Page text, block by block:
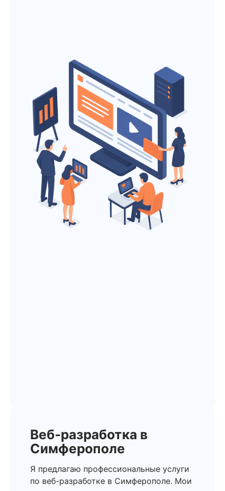
Веб-разработка в
Симферополе
Я предлагаю профессиональные услуги
по веб-разработке в Симферополе. Мои